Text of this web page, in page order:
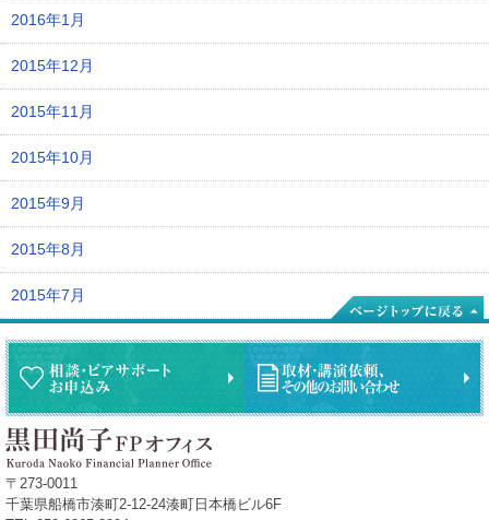
2016年1月
2015年12月
2015年11月
2015年10月
2015年9月
2015年8月
2015年7月
〒273-0011
千葉県船橋市湊町2-12-24湊町日本橋ビル6F